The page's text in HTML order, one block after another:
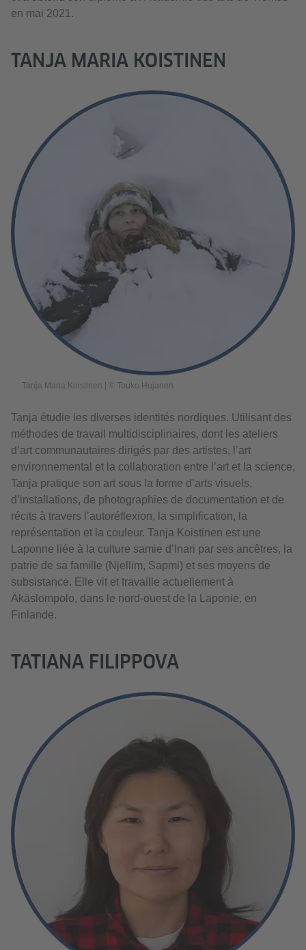
en mai 2021.
TANJA MARIA KOISTINEN
Tanja Maria Koistinen | © Touko Hujanen
Tanja étudie les diverses identités nordiques. Utilisant des
méthodes de travail multidisciplinaires, dont les ateliers
d’art communautaires dirigés par des artistes, l’art
environnemental et la collaboration entre l’art et la science,
Tanja pratique son art sous la forme d’arts visuels,
d’installations, de photographies de documentation et de
récits à travers l’autoréflexion, la simplification, la
représentation et la couleur. Tanja Koistinen est une
Laponne liée à la culture samie d’Inari par ses ancêtres, la
patrie de sa famille (Njellim, Sapmi) et ses moyens de
subsistance. Elle vit et travaille actuellement à
Äkäslompolo, dans le nord-ouest de la Laponie, en
Finlande.
TATIANA FILIPPOVA